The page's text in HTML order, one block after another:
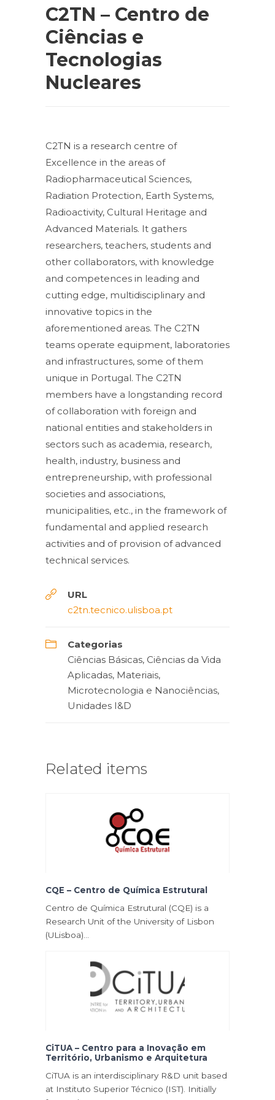
C2TN – Centro de
Ciências e
Tecnologias
Nucleares
C2TN is a research centre of
Excellence in the areas of
Radiopharmaceutical Sciences,
Radiation Protection, Earth Systems,
Radioactivity, Cultural Heritage and
Advanced Materials. It gathers
researchers, teachers, students and
other collaborators, with knowledge
and competences in leading and
cutting edge, multidisciplinary and
innovative topics in the
aforementioned areas. The C2TN
teams operate equipment, laboratories
and infrastructures, some of them
unique in Portugal. The C2TN
members have a longstanding record
of collaboration with foreign and
national entities and stakeholders in
sectors such as academia, research,
health, industry, business and
entrepreneurship, with professional
societies and associations,
municipalities, etc., in the framework of
fundamental and applied research
activities and of provision of advanced
technical services.
URL
c2tn.tecnico.ulisboa.pt
Categorias
Ciências Básicas, Ciências da Vida
Aplicadas, Materiais,
Microtecnologia e Nanociências,
Unidades I&D
Related items
CQE – Centro de Química Estrutural
Centro de Química Estrutural (CQE) is a
Research Unit of the University of Lisbon
(ULisboa)…
CiTUA – Centro para a Inovação em
Território, Urbanismo e Arquitetura
CiTUA is an interdisciplinary R&D unit based
at Instituto Superior Técnico (IST). Initially